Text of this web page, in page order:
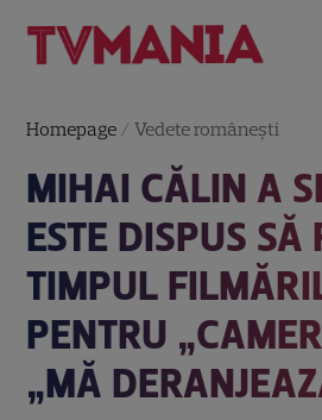
Homepage /Vedete româneşti
MIHAI CĂLIN A
ESTE DISPUS SĂ
TIMPUL
PENTRU
„MĂ